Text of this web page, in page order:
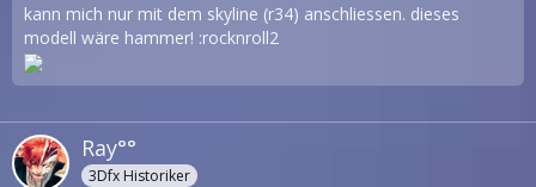
kann mich nur mit dem skyline (r34) anschliessen. dieses
modell wäre hammer! :rocknroll2
Ray°°
3Dfx Historiker